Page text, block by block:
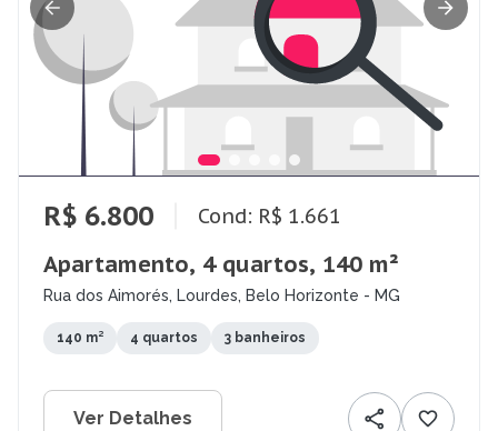
R$ 6.800 Cond: R$ 1.661
Apartamento, 4 quartos, 140 m²
Rua dos Aimorés, Lourdes, Belo Horizonte - MG
140 m² 4 quartos 3 banheiros
Ver Detalhes